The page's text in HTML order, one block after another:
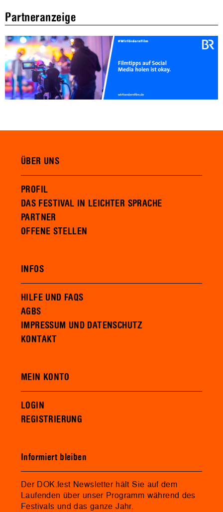
Partneranzeige
ÜBER UNS
PROFIL
DAS FESTIVAL IN LEICHTER SPRACHE
PARTNER
OFFENE STELLEN
INFOS
HILFE UND FAQS
AGBS
IMPRESSUM UND DATENSCHUTZ
KONTAKT
MEIN KONTO
LOGIN
REGISTRIERUNG
Informiert bleiben
Der DOK.fest Newsletter hält Sie auf dem
Laufenden über unser Programm während des
Festivals und das ganze Jahr.